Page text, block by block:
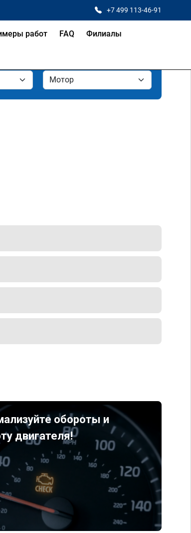
+7 499 113-46-91
работ FAQ Филиалы
обороты и
двигателя!